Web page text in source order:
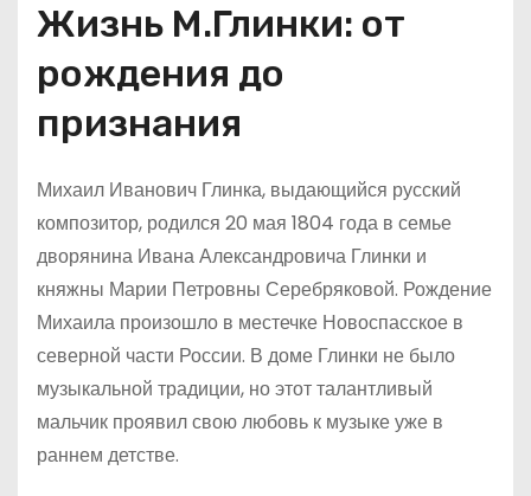
Жизнь М.Глинки: от
рождения до
признания
Михаил Иванович Глинка, выдающийся русский
композитор, родился 20 мая 1804 года в семье
дворянина Ивана Александровича Глинки и
княжны Марии Петровны Серебряковой. Рождение
Михаила произошло в местечке Новоспасское в
северной части России. В доме Глинки не было
музыкальной традиции, но этот талантливый
мальчик проявил свою любовь к музыке уже в
раннем детстве.